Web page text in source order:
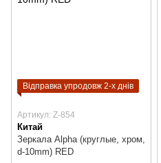
Відправка упродовж 2-х днів
Артикул: Z-854
Китай
Зеркала Alpha (круглые, хром,
d-10mm) RED